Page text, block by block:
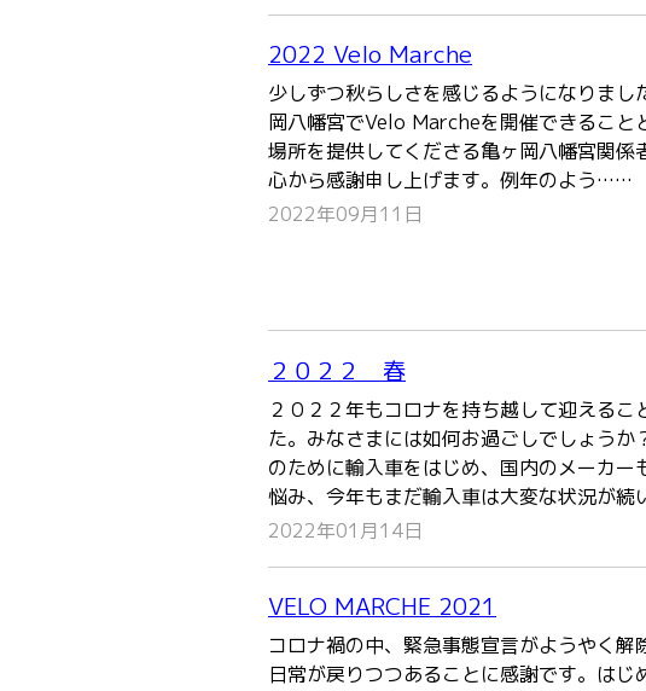
2022 Velo Marche
少しずつ秋らしさを感じるようになりまし
岡八幡宮でVelo Marcheを開催できること
場所を提供してくださる亀ヶ岡八幡宮関係
心から感謝申し上げます。例年のよう……
2022年09月11日
２０２２ 春
２０２２年もコロナを持ち越して迎えるこ
た。みなさまには如何お過ごしでしょうか
のために輸入車をはじめ、国内のメーカー
悩み、今年もまだ輸入車は大変な状況が
2022年01月14日
VELO MARCHE 2021
コロナ禍の中、緊急事態宣言がようやく解
日常が戻りつつあることに感謝です。はじ